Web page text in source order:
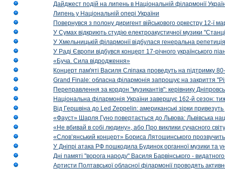
Дайджест подій на липень в Національній філармонії
Липень у Національній опері України
Повернувся з полону диригент військового оркестру 12-ї
У Сумах відкриють студію електроакустичної музики
У Хмельницькій філармонії відбулася генеральна
У Раді Європи відбувся концерт 17-річного українського
«Буча. Сила відродження»
Концерт пам'яті Василя Сліпака проведуть на підтримку
Grand Finale: обласна філармонія запрошує на закриття
Переправлення за кордон "музикантів": керівнику
Національна філармонія України завершує 162-й сезон:
Від Гершвіна до Led Zeppelin: американські зірки
«Фауст» Шарля Гуно повертається до Львова: Львівська
«Не вбивай в собі людину», або Про виклики сучасного світу
«Слов’янський концерт» Бориса Лятошинського
У Дніпрі атака РФ пошкодила Будинок органної музики та
Дні памяті "ворога народу" Василя Барвінського -
Артисти Полтавської обласної філармонії проводять